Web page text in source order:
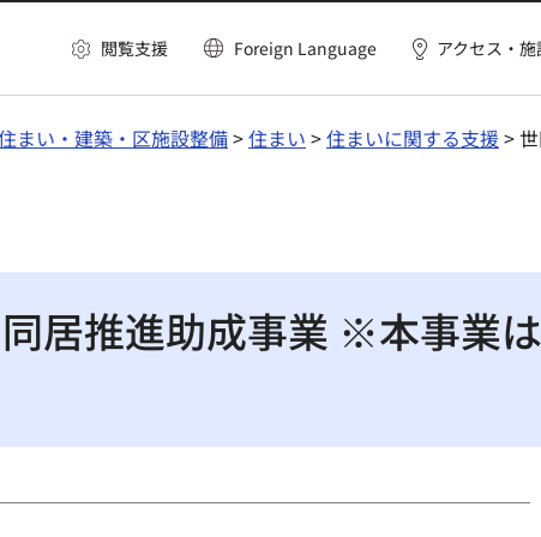
閲覧支援 Foreign Language アクセス・
まい・建築・区施設整備>住まい >住まいに関する支援>
居推進助成事業 ※本事業